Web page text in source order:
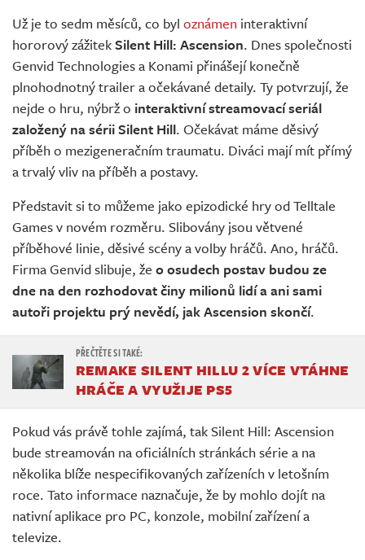
Živě
Už je to sedm měsíců, co byl oznámen interaktivní
hororový zážitekSilent Hill: Ascension. Dnes společnosti
Genvid Technologies a Konami přinášejí konečně
plnohodnotný trailer a očekávané detaily. Ty potvrzují, že
nejde o hru, nýbrž o interaktivní streamovací seriál
založený na sérii Silent Hill. Očekávat máme děsivý
příběh o mezigeneračním traumatu. Diváci mají mít přímý
a trvalý vliv na příběh a postavy.
Představit si to můžeme jako epizodické hry od Telltale
Games v novém rozměru. Slibovány jsou větvené
příběhové linie, děsivé scény a volby hráčů. Ano, hráčů.
Firma Genvid slibuje, že o osudech postav budou ze
dne na den rozhodovat činy milionů lidí a ani sami
autoři projektu prý nevědí, jak Ascension skončí.
REMAKE SILENT HILLU 2 VÍCE VTÁHNE
HRÁČE A VYUŽIJE PS5
Pokud vás právě tohle zajímá, tak Silent Hill: Ascension
bude streamován na oficiálních stránkách série a na
několika blíže nespecifikovaných zařízeních v letošním
roce. Tato informace naznačuje, že by mohlo dojít na
nativní aplikace pro PC, konzole, mobilní zařízení a
televize.